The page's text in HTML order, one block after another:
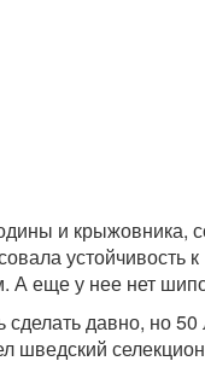
и крыжовника,
устойчивость
А еще у нее нет
давно, но
шведский